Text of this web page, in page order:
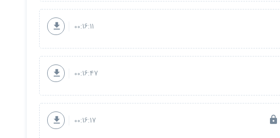
00:16:11
00:16:47
00:16:17